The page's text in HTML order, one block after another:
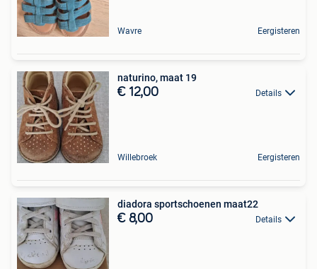
Wavre Eergisteren
naturino, maat 19
€ 12,00 Details
Willebroek Eergisteren
diadora sportschoenen maat22
€ 8,00 Details